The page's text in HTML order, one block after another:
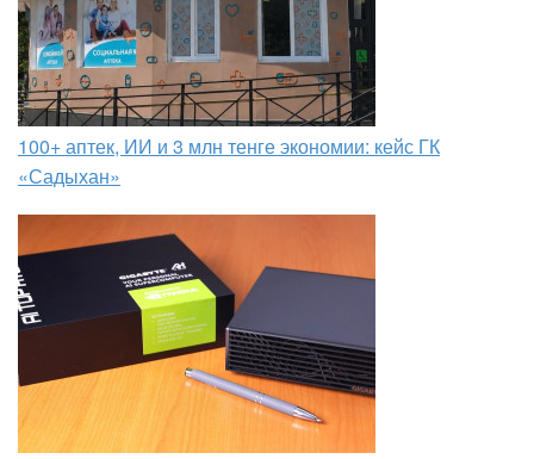
100+ аптек, ИИ и 3 млн тенге экономии: кейс ГК
«Садыхан»